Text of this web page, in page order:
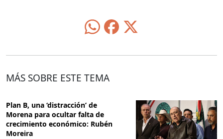
MÁS SOBRE ESTE TEMA
Plan B, una ‘distracción’ de
Morena para ocultar falta de
crecimiento económico: Rubén
Moreira